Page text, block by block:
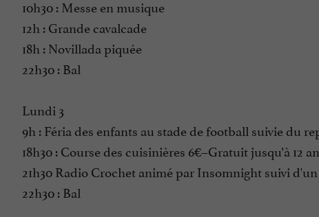
10h30 : Messe en musique
12h : Grande cavalcade
18h : Novillada piquée
22h30 : Bal
Lundi 3
9h : Féria des enfants au stade de football suivie du
18h30 : Course des cuisinières 6€–Gratuit jusqu’à 12
21h30 Radio Crochet animé par Insomnight suivi
22h30 : Bal